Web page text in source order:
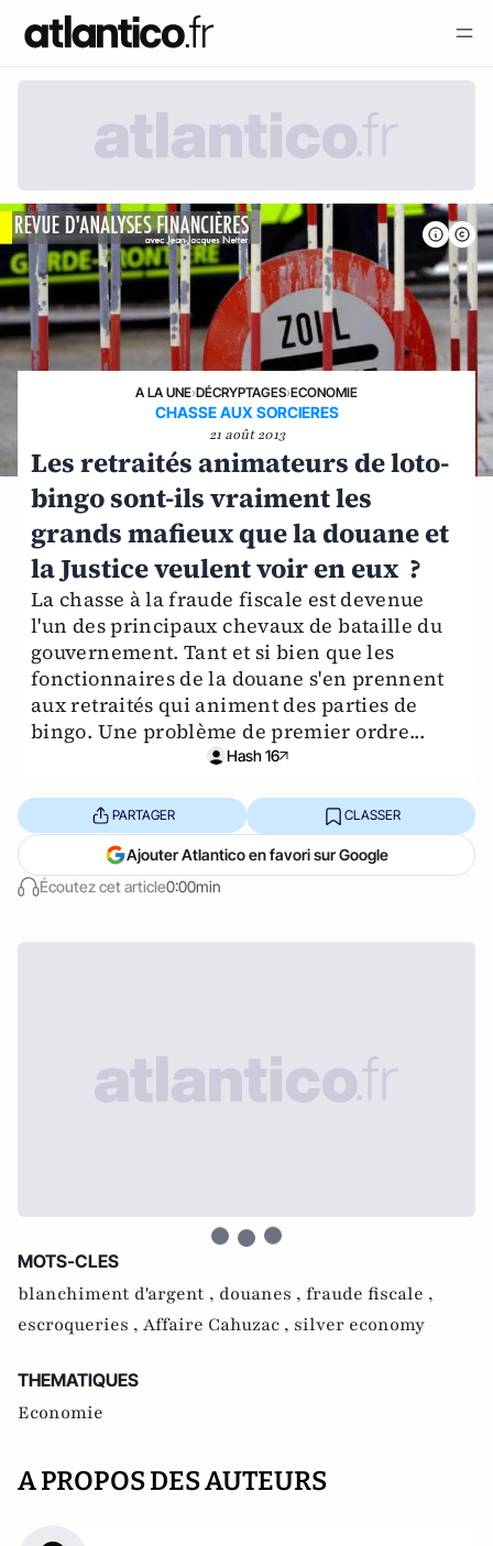
A LA UNE›DÉCRYPTAGES›ECONOMIE
CHASSE AUX SORCIERES
21 août 2013
Les retraités animateurs de loto-
bingo sont-ils vraiment les
grands mafieux que la douane et
la Justice veulent voir en eux ?
La chasse à la fraude fiscale est devenue
l'un des principaux chevaux de bataille du
gouvernement. Tant et si bien que les
fonctionnaires de la douane s'en prennent
aux retraités qui animent des parties de
bingo. Une problème de premier ordre...
Hash 16
Écoutez cet article0:00min
PARTAGER CLASSER
Ajouter Atlantico en favori sur Google
MOTS-CLES
blanchiment d'argent , douanes , fraude fiscale ,
escroqueries , Affaire Cahuzac , silver economy
THEMATIQUES
Economie
A PROPOS DES AUTEURS